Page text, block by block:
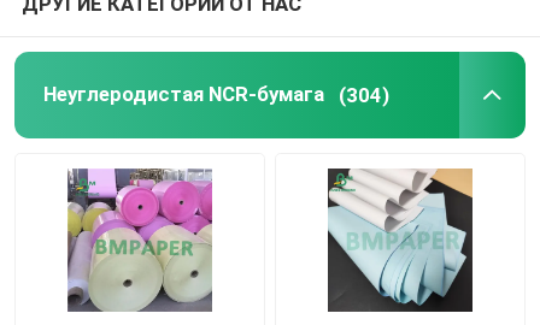
Неуглеродистая NCR-бумага (304)